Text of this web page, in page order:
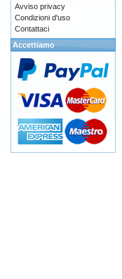
Avviso privacy
Condizioni d'uso
Contattaci
Accettiamo